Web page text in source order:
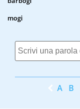
mogi
A B